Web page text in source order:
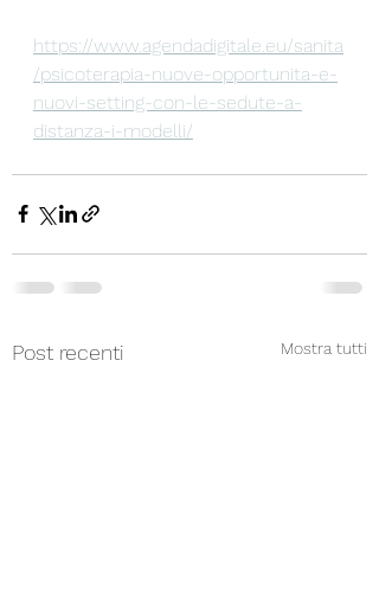
https://www.agendadigitale.eu/sanita
/psicoterapia-nuove-opportunita-e-
nuovi-setting-con-le-sedute-a-
distanza-i-modelli/
Post recenti Mostra tutti